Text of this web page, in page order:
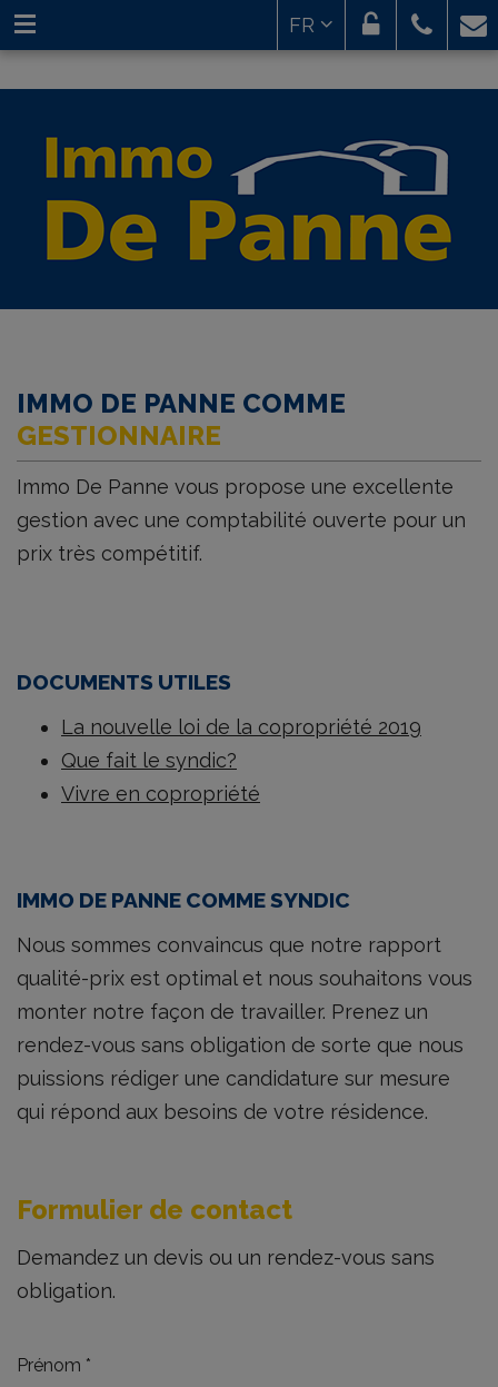
FR
IMMO DE PANNE COMME
GESTIONNAIRE
Immo De Panne vous propose une excellente
gestion avec une comptabilité ouverte pour un
prix très compétitif.
DOCUMENTS UTILES
La nouvelle loi de la copropriété 2019
Que fait le syndic?
Vivre en copropriété
IMMO DE PANNE COMME SYNDIC
Nous sommes convaincus que notre rapport
qualité-prix est optimal et nous souhaitons vous
monter notre façon de travailler. Prenez un
rendez-vous sans obligation de sorte que nous
puissions rédiger une candidature sur mesure
qui répond aux besoins de votre résidence.
Formulier de contact
Demandez un devis ou un rendez-vous sans
obligation.